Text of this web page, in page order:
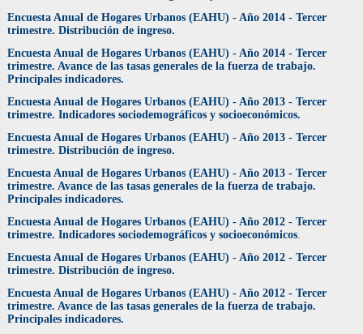
Encuesta Anual de Hogares Urbanos (EAHU) - Año 2014 - Tercer
trimestre. Distribución de ingreso.
Encuesta Anual de Hogares Urbanos (EAHU) - Año 2014 - Tercer
trimestre. Avance de las tasas generales de la fuerza de trabajo.
Principales indicadores.
Encuesta Anual de Hogares Urbanos (EAHU) - Año 2013 - Tercer
trimestre. Indicadores sociodemográficos y socioeconómicos.
Encuesta Anual de Hogares Urbanos (EAHU) - Año 2013 - Tercer
trimestre. Distribución de ingreso.
Encuesta Anual de Hogares Urbanos (EAHU) - Año 2013 - Tercer
trimestre. Avance de las tasas generales de la fuerza de trabajo.
Principales indicadores.
Encuesta Anual de Hogares Urbanos (EAHU) - Año 2012 - Tercer
trimestre. Indicadores sociodemográficos y socioeconómicos
Encuesta Anual de Hogares Urbanos (EAHU) - Año 2012 - Tercer
trimestre. Distribución de ingreso.
Encuesta Anual de Hogares Urbanos (EAHU) - Año 2012 - Tercer
trimestre. Avance de las tasas generales de la fuerza de trabajo.
Principales indicadores.